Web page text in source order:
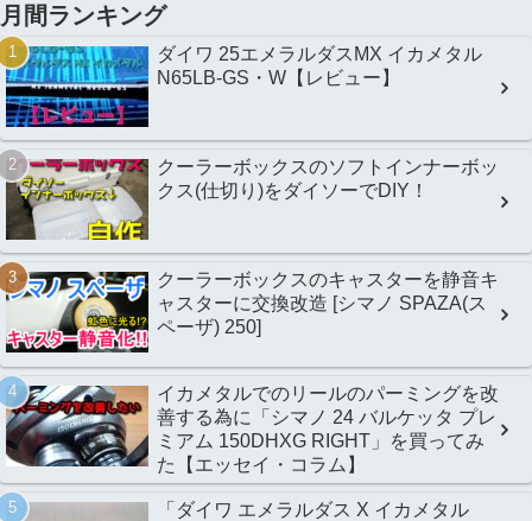
月間ランキング
ダイワ 25エメラルダスMX イカメタル
N65LB-GS・W【レビュー】
クーラーボックスのソフトインナーボッ
クス(仕切り)をダイソーでDIY！
クーラーボックスのキャスターを静音キ
ャスターに交換改造 [シマノ SPAZA(ス
ペーザ) 250]
イカメタルでのリールのパーミングを改
善する為に「シマノ 24 バルケッタ プレ
ミアム 150DHXG RIGHT」を買ってみ
た【エッセイ・コラム】
「ダイワ エメラルダス X イカメタル